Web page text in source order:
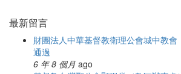
最新留言
財團法人中華基督教衛理公會城中教會
通過
6 年 8 個月 ago